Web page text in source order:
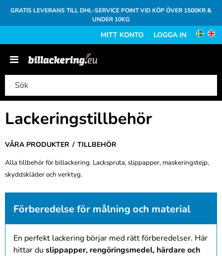
GRATIS LEVERANS TILL DHL-SERVICE POINT VID KÖP ÖVER 1500KR &
UNDER 10KG
MITT KONTO LOGGA IN
VÅRA PRODUKTER TILLBEHÖR
Lackeringstillbehör
Alla tillbehörför billackering. Lackspruta, slippapper, maskeringstejp,
skyddskläder och verktyg.
Förberedelse för målning och material
En perfekt lackering börjar med rätt förberedelser. Här
hittar du slippapper, rengöringsmedel, härdare och